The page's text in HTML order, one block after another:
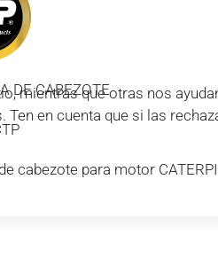
DE CABEZOTE
cabezote para motor
mientras que otras nos
en cuenta que si las